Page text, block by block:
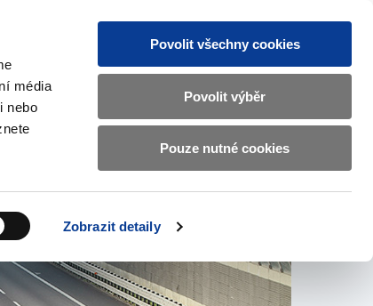
média
nebo
Zobrazit detaily
Povolit všechny cookies
Povolit výběr
Pouze nutné cookies
CZ EN
Základní
informace
o
Ministerstvu
financí
znakovém
jazyce.
submenu
EU
submenu